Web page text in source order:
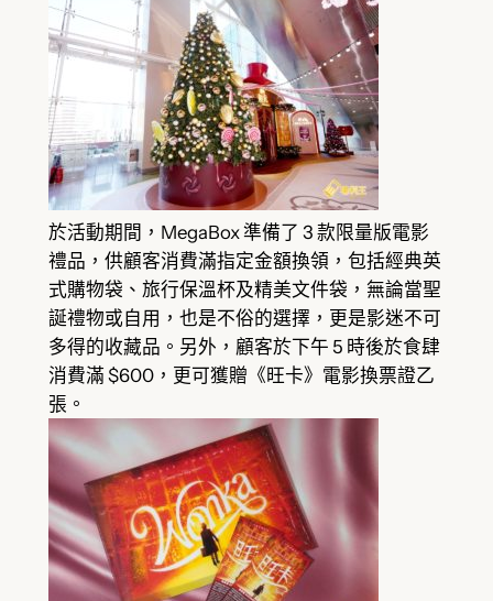
於活動期間，MegaBox 準備了 3 款限量版電影
禮品，供顧客消費滿指定金額換領，包括經典英
式購物袋、旅行保溫杯及精美文件袋，無論當聖
誕禮物或自用，也是不俗的選擇，更是影迷不可
多得的收藏品。另外，顧客於下午 5 時後於食肆
消費滿 $600，更可獲贈《旺卡》電影換票證乙
張。